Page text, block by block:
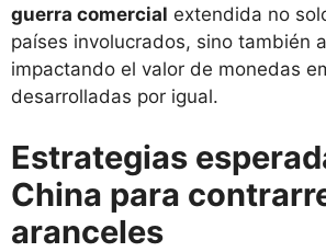
guerra comercial extendida no
países involucrados, sino también
impactando el valor de monedas
desarrolladas por igual.
Estrategias
China para
aranceles